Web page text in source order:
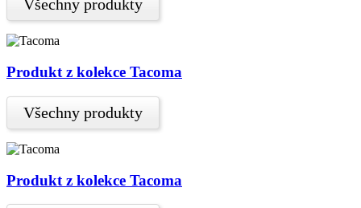
Všechny produkty
Produkt z kolekce Tacoma
Všechny produkty
Produkt z kolekce Tacoma